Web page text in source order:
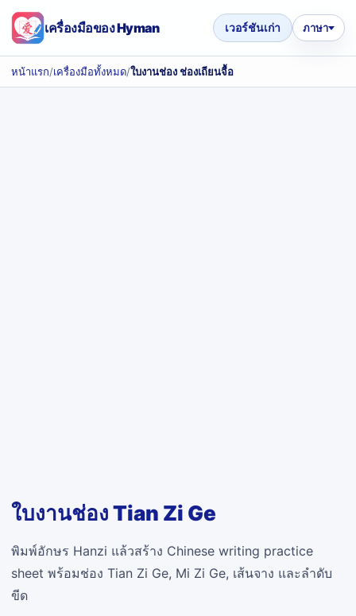
เครื่องมือของ Hyman เวอร์ชันเก่า ภาษา
หน้าแรก/เครื่องมือทั้งหมด/ใบงานช่อง ช่องเถียนจื้อ
ใบงานช่อง Tian Zi Ge
พิมพ์อักษร Hanzi แล้วสร้าง Chinese writing practice
sheet พร้อมช่อง Tian Zi Ge, Mi Zi Ge, เส้นจาง และลำดับ
ขีด